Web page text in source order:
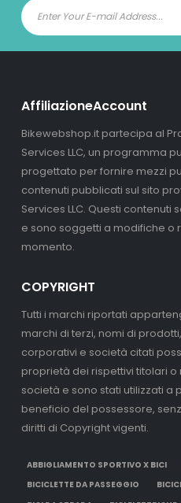
AffiliazioneAccount
Bikewebshop.it partecipa al
Services LLC, un programma
progettato per fornire mezzi
contenuti pubblicati sul sito
Services LLC. Questi contenuti
e sono soggetti a modifiche o
momento.
COPYRIGHT
Tutti i marchi riportati
marchi di terzi, nomi di
corporativi e società citati
proprietà dei rispettivi titolari o
società e sono stati utilizzati a
beneficio del possessore,
diritti di Copyright vigenti.
ABBIGLIAMENTO SPORTIVO X BICI
BICICLETTE DA PASSEGGIO